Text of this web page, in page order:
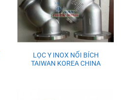
LỌC Y INOX NỐI BÍCH
TAIWAN KOREA CHINA